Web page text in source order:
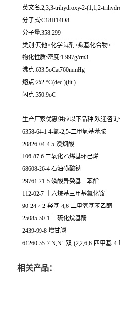
英文名:2,3,3-trihydroxy-2-(1,1,2-
分子式:C18H14O8
分子量:358.299
类别:其他>化学试剂>羰基化合物>
物化性质:密度:1.997g/cm3
沸点:633.5oCat760mmHg
熔点:252 °C(dec.)(lit.)
闪点:350.9oC
生产厂家优惠供应以下品种,欢迎咨询:
6358-64-1 4-氯-2,5-二甲氧基苯胺
20826-04-4 5-溴烟酸
106-87-6 二氧化乙烯基环己烯
68608-26-4 石油磺酸钠
29761-21-5 磷酸异癸基二苯酯
112-02-7 十六烷基三甲基氯化铵
90-24-4 2-羟基-4,6-二甲氧基苯乙酮
25085-50-1 二硫化烷基酚
2439-99-8 增甘膦
61260-55-7 N,N’-双-(2,2,6,6-四甲基-
相关产品：